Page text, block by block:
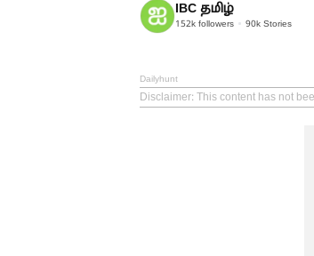
IBC தமிழ்
152k followers 90k Stories
Dailyhunt
Disclaimer: This content has not